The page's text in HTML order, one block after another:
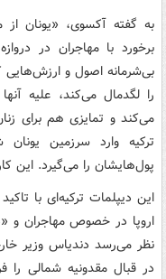
به گفته آکسوی، «یونان از
برخورد با مهاجران در
بی‌شرمانه اصول و ارزش‌هایی
را لگدمال می‌کند، علیه
می‌کند و تمایزی هم برای
ترکیه وارد سرزمین
پول‌هایشان را می‌گیرد. این
این دیپلمات ترکیه‌ای با
اروپا در خصوص مهاجران و
نظر می‌رسد دندیاس وزیر
در قبال مقدونیه شمالی